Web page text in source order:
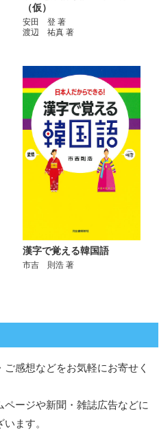
（仮）
安田 登 著
渡辺 祐真 著
漢字で覚える韓国語
市吉 則浩 著
感想などをお気軽にお寄せく
ージや新聞・雑誌広告などに
ます。